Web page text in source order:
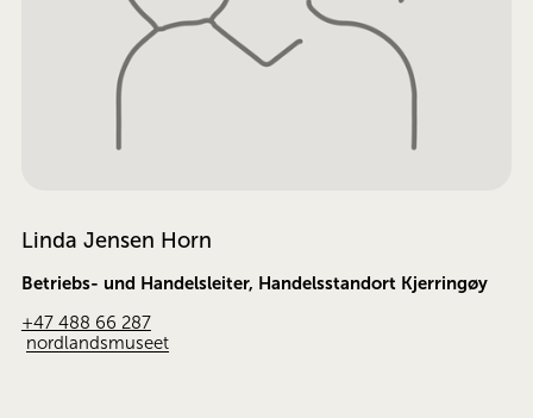
Linda Jensen Horn
Betriebs- und Handelsleiter, Handelsstandort Kjerringøy
+47 488 66 287
nordlandsmuseet